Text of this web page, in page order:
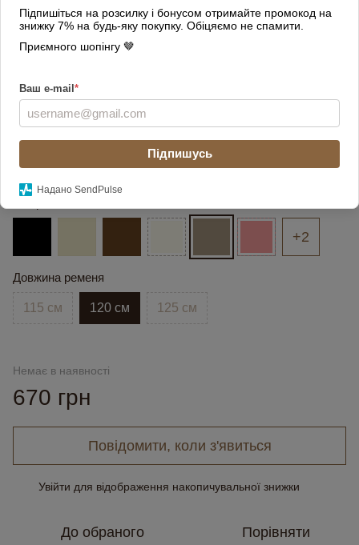
Підпишіться на розсилку і бонусом отримайте промокод на
знижку 7% на будь-яку покупку. Обіцяємо не спамити.
Приємного шопінгу 🤎
Ваш e-mail *
Підпишусь
Надано SendPulse
+2
Довжина ременя
115 см 120 см 125 см
Немає в наявності
670 грн
Повідомити, коли з'явиться
Увійти для відображення накопичувальної знижки
До обраного Порівняти